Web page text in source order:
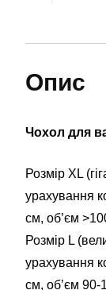
Опис
Чохол для
Розмір XL
урахування
см, об’єм
Розмір L
урахування
см, об’єм 90-